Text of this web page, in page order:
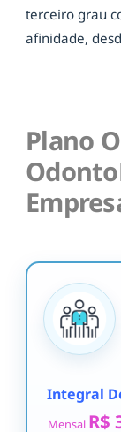
terceiro grau
afinidade,
Plano
Integral
Mensal R$